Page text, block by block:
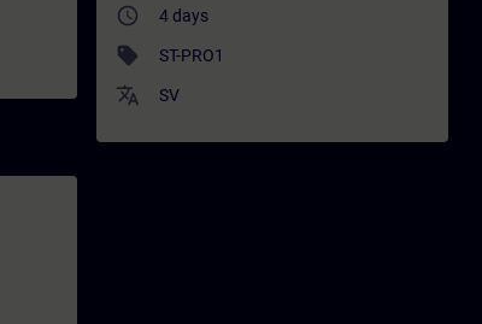
access_time 4 days
sell ST-PRO1
translate SV